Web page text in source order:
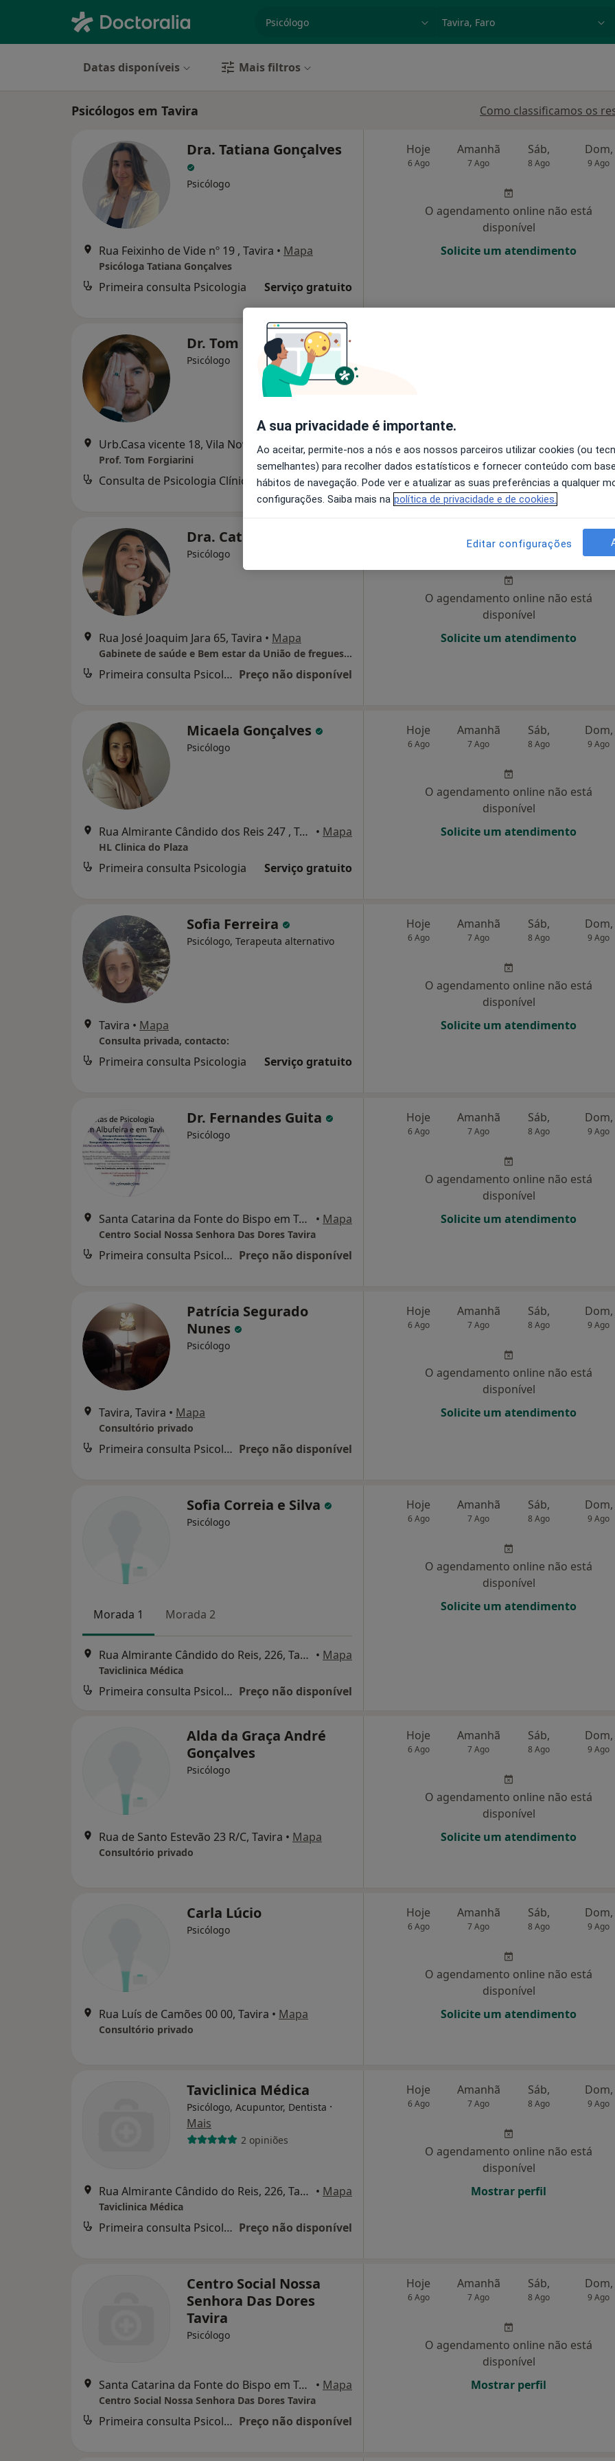
especialidade, doença ou nome
Datas disponíveis Mais filtros
Psicólogos em Tavira Como classificamos os
Dra. Tatiana Gonçalves
Psicólogo
Rua Feixinho de Vide nº 19 , Tavira • Mapa
Psicóloga Tatiana Gonçalves
Primeira consulta Psicologia Serviço gratuito
Hoje
6 Ago
Amanhã
7 Ago
Sáb,
8 Ago
Dom,
9 Ago
O agendamento online não está
disponível
Solicite um atendimento
Dr. Tom Forgiarini
Psicólogo
Urb.Casa vicente 18, Vila Nova de Cacela • Mapa
Prof. Tom Forgiarini
Consulta de Psicologia Clínica 170 €
Solicite um atendimento
Dra. Catarina Viegas
Psicólogo
Rua José Joaquim Jara 65, Tavira • Mapa
Gabinete de saúde e Bem estar da União de freguesias de Tavira
Primeira consulta Psicologia Preço não disponível
Amanhã
7 Ago 8 Ago
O agendamento online não está
disponível
Solicite um atendimento
Micaela Gonçalves
Psicólogo
Rua Almirante Cândido dos Reis 247 , Tavira • Mapa
HL Clinica do Plaza
Primeira consulta Psicologia Serviço gratuito
Hoje
6 Ago
Amanhã
7 Ago
Sáb,
8 Ago
Dom,
9 Ago
O agendamento online não está
disponível
Solicite um atendimento
Sofia Ferreira
Psicólogo, Terapeuta alternativo
Tavira • Mapa
Consulta privada, contacto:
Primeira consulta Psicologia Serviço gratuito
Hoje
6 Ago
Amanhã
7 Ago
Sáb,
8 Ago
Dom,
9 Ago
O agendamento online não está
disponível
Solicite um atendimento
Dr. Fernandes Guita
Psicólogo
Santa Catarina da Fonte do Bispo em Tavira, Tavira • Mapa
Centro Social Nossa Senhora Das Dores Tavira
Primeira consulta Psicologia Preço não disponível
Hoje
6 Ago
Amanhã
7 Ago
Sáb,
8 Ago
Dom,
9 Ago
O agendamento online não está
disponível
Solicite um atendimento
Patrícia Segurado
Nunes
Psicólogo
Tavira, Tavira • Mapa
Consultório privado
Primeira consulta Psicologia Preço não disponível
Hoje
6 Ago
Amanhã
7 Ago
Sáb,
8 Ago
Dom,
9 Ago
O agendamento online não está
disponível
Solicite um atendimento
Sofia Correia e Silva
Psicólogo
Morada 1 Morada 2
Rua Almirante Cândido do Reis, 226, Tavira • Mapa
Taviclinica Médica
Primeira consulta Psicologia Preço não disponível
Hoje
6 Ago
Amanhã
7 Ago
Sáb,
8 Ago
Dom,
9 Ago
O agendamento online não está
disponível
Solicite um atendimento
Alda da Graça André
Gonçalves
Psicólogo
Rua de Santo Estevão 23 R/C, Tavira • Mapa
Consultório privado
Hoje
6 Ago
Amanhã
7 Ago
Sáb,
8 Ago
Dom,
9 Ago
O agendamento online não está
disponível
Solicite um atendimento
Carla Lúcio
Psicólogo
Rua Luís de Camões 00 00, Tavira • Mapa
Consultório privado
Hoje
6 Ago
Amanhã
7 Ago
Sáb,
8 Ago
Dom,
9 Ago
O agendamento online não está
disponível
Solicite um atendimento
Taviclinica Médica
Psicólogo, Acupuntor, Dentista ·
Mais
2 opiniões
Rua Almirante Cândido do Reis, 226, Tavira • Mapa
Taviclinica Médica
Primeira consulta Psicologia Preço não disponível
Hoje
6 Ago
Amanhã
7 Ago
Sáb,
8 Ago
Dom,
9 Ago
O agendamento online não está
disponível
Mostrar perfil
Centro Social Nossa
Senhora Das Dores
Tavira
Psicólogo
Santa Catarina da Fonte do Bispo em Tavira, Tavira • Mapa
Centro Social Nossa Senhora Das Dores Tavira
Primeira consulta Psicologia Preço não disponível
Hoje
6 Ago
Amanhã
7 Ago
Sáb,
8 Ago
Dom,
9 Ago
O agendamento online não está
disponível
Mostrar perfil
A sua privacidade é importante.
Ao aceitar, permite-nos a nós e aos nossos parceiros utilizar cookies (ou
semelhantes) para recolher dados estatísticos e fornecer conteúdo com
hábitos de navegação. Pode ver e atualizar as suas preferências a qualquer
configurações. Saiba mais na política de privacidade e de cookies.
Editar configurações